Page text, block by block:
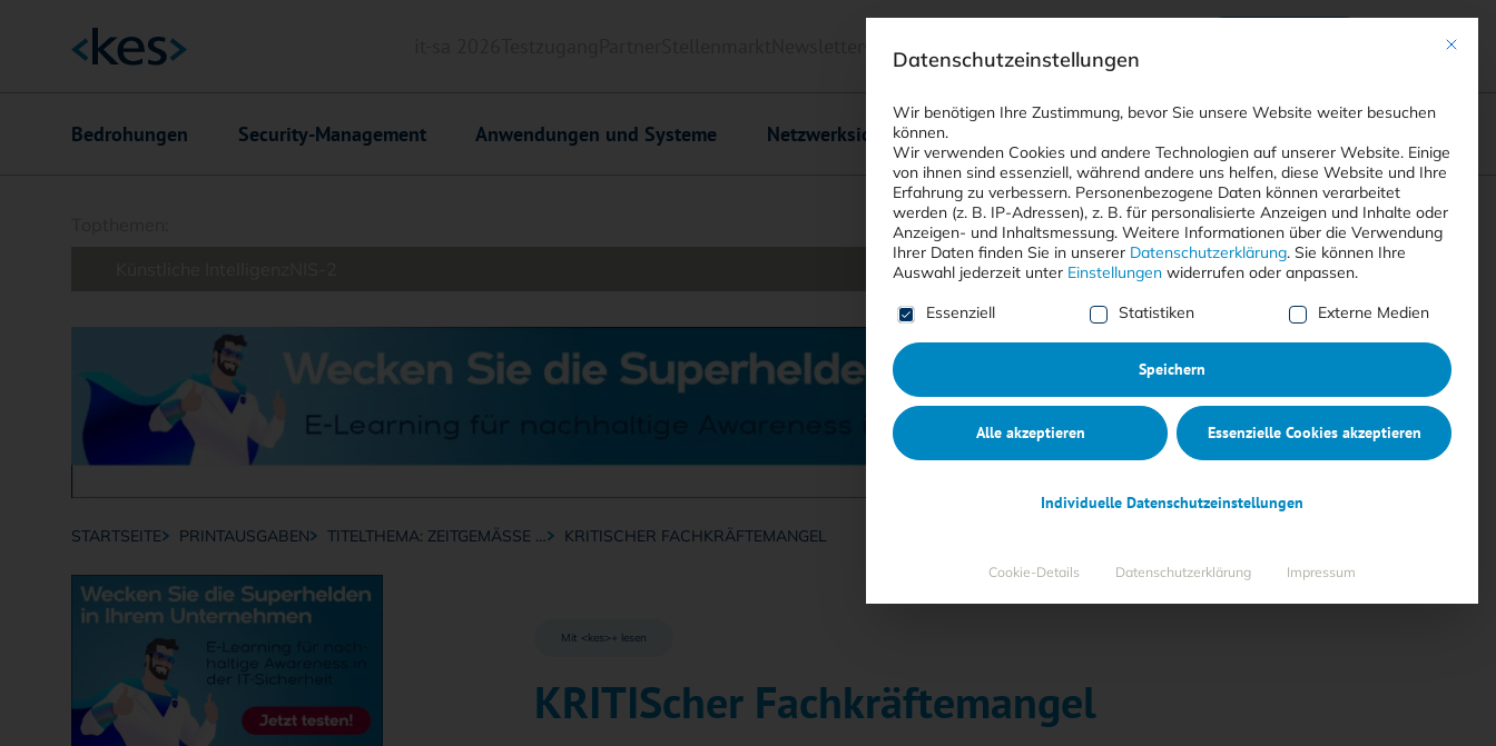
Suchen
<kes>+ Downloads
Hauptnavigation
Bedrohungen Security-Management Anwendungen und Systeme Netzwerksicherheit
Breadcrumb-Navigation
STARTSEITE PRINTAUSGABEN TITELTHEMA: ZEITGEMÄSSE … KRITISCHER FACHKRÄFTEMANGEL
Mit <kes>+ lesen
KRITIScher Fachkräftemangel
Mit
Datenschutzeinstellungen
Wir benötigen Ihre Zustimmung, bevor Sie unsere Website weiter besuchen
können.
Wir verwenden Cookies und andere Technologien auf unserer Website. Einige
von ihnen sind essenziell, während andere uns helfen, diese Website und Ihre
Erfahrung zu verbessern. Personenbezogene Daten können verarbeitet
werden (z. B. IP-Adressen), z. B. für personalisierte Anzeigen und Inhalte oder
Anzeigen- und Inhaltsmessung. Weitere Informationen über die Verwendung
Ihrer Daten finden Sie in unserer Datenschutzerklärung. Sie können Ihre
Auswahl jederzeit unter Einstellungen widerrufen oder anpassen.
Es folgt eine Liste der Service-Gruppen, für die eine Einwilligung
Essenziell Statistiken Externe Medien
Speichern
Alle akzeptieren Essenzielle Cookies akzeptieren
Individuelle Datenschutzeinstellungen
Cookie-Details Datenschutzerklärung Impressum